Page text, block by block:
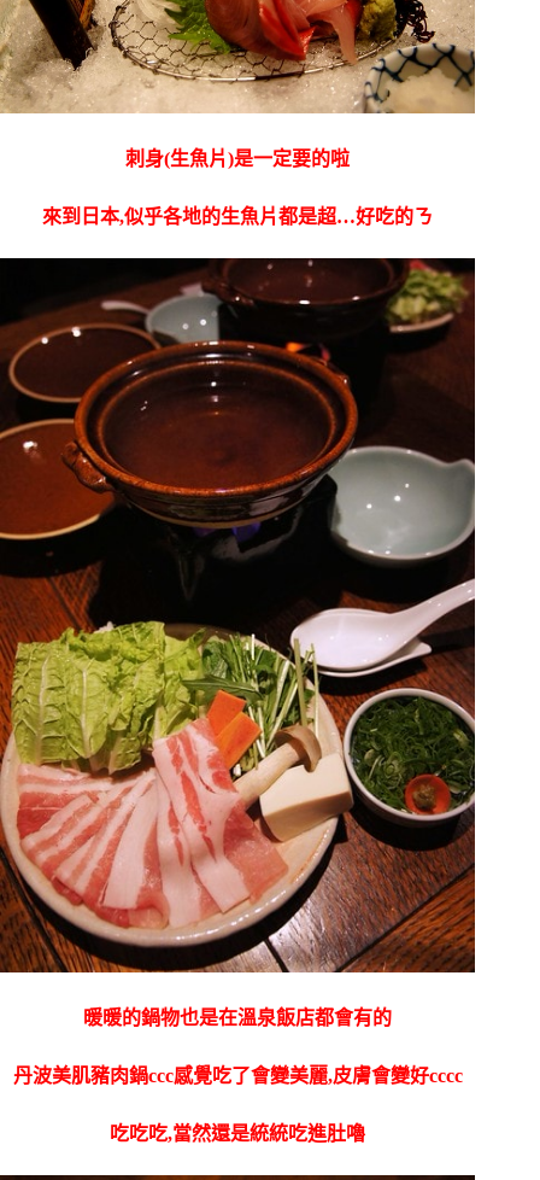
刺身(生魚片)是一定要的啦
來到日本,似乎各地的生魚片都是超…好吃的ㄋ
暖暖的鍋物也是在溫泉飯店都會有的
丹波美肌豬肉鍋ccc感覺吃了會變美麗,皮膚會變好cccc
吃吃吃,當然還是統統吃進肚嚕